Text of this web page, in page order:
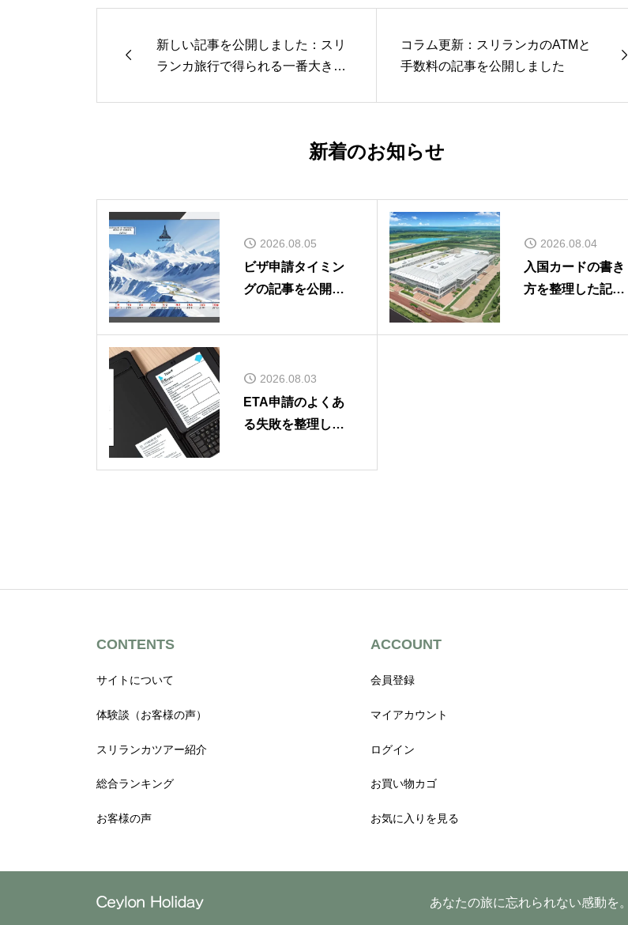

新しい記事を公開しました：スリ
ランカ旅行で得られる一番大きな
コラム更新：スリランカのATMと
手数料の記事を公開しました

新着のお知らせ
2026.08.05
ビザ申請タイミン
グの記事を公開し
2026.08.04
入国カードの書き
方を整理した記事
2026.08.03
ETA申請のよくあ
る失敗を整理した
た
CONTENTS
サイトについて
体験談（お客様の声）
スリランカツアー紹介
総合ランキング
お客様の声
ACCOUNT
会員登録
マイアカウント
ログイン
お買い物カゴ
お気に入りを見る
あなたの旅に忘れられない感動を。